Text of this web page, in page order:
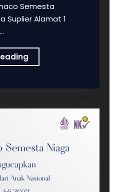
Semesta
Suplier Alamat 1
Suplier
dan
Samaco
Semesta